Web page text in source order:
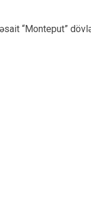
“Monteput”